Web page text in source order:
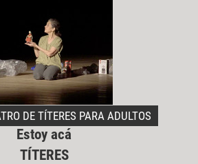
DE TÍTERES PARA ADULTOS
Estoy acá
TÍTERES